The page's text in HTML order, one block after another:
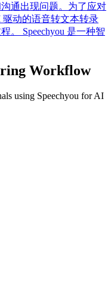
通出现问题。为了应对
驱动的语音转文本转录
。 Speechyou 是一种智
Workflow
using Speechyou for AI